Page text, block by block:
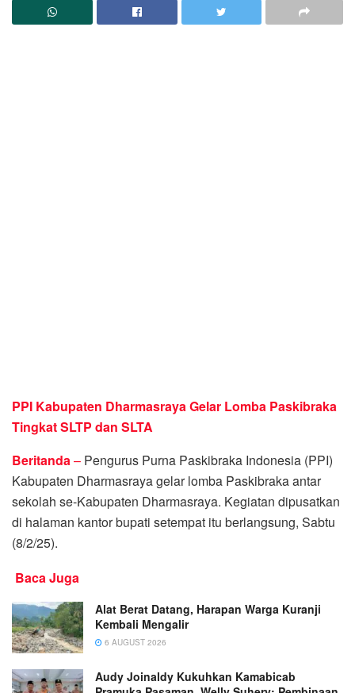
PPI Kabupaten Dharmasraya Gelar Lomba Paskibraka
Tingkat SLTP dan SLTA
Beritanda– Pengurus Purna Paskibraka Indonesia (PPI)
Kabupaten Dharmasraya gelar lomba Paskibraka antar
sekolah se-Kabupaten Dharmasraya. Kegiatan dipusatkan
di halaman kantor bupati setempat itu berlangsung, Sabtu
(8/2/25).
Baca Juga
Alat Berat Datang, Harapan Warga Kuranji
Kembali Mengalir
6 AUGUST 2026
Audy Joinaldy Kukuhkan Kamabicab